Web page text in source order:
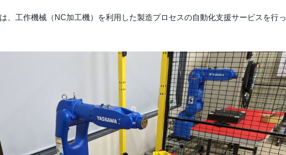
、工作機械（NC加工機）を利用した製造プロセスの自動化支援サービスを行っ